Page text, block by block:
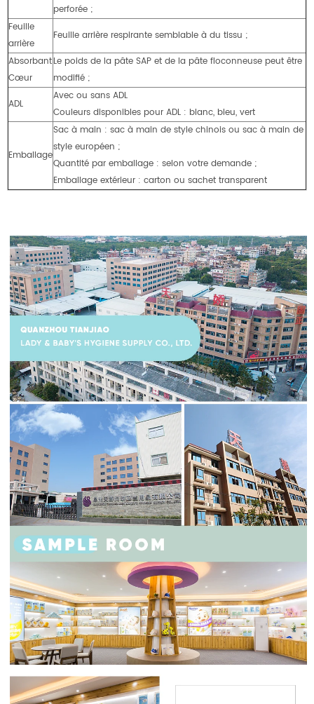
perforée ;
Feuille
arrière
Feuille arrière respirante semblable à du tissu ;
Absorbant
Cœur
Le poids de la pâte SAP et de la pâte floconneuse peut être
modifié ;
ADL
Avec ou sans ADL
Couleurs disponibles pour ADL : blanc, bleu, vert
Emballage
Sac à main : sac à main de style chinois ou sac à main de
style européen ;
Quantité par emballage : selon votre demande ;
Emballage extérieur : carton ou sachet transparent